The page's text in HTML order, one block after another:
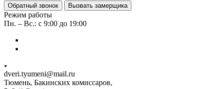
Обратный звонок Вызвать замерщика
Режим работы
Пн. – Вс.: с 9:00 до 19:00
dveri.tyumeni@mail.ru
Тюмень, Бакинских комиссаров,